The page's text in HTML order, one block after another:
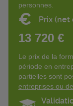
personnes.
€ Prix (net
13 720 €
Le prix de la
période en
partielles sont
entreprises ou